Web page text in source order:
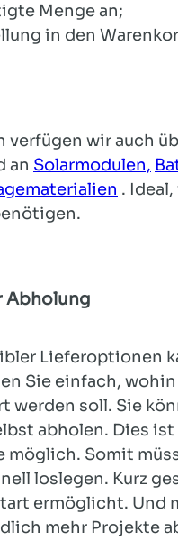
Menge an;
in den
wir auch
an Solarmodulen,
.
Abholung
Lieferoptionen
Sie einfach,
werden soll. Sie
abholen. Dies ist
möglich. Somit
loslegen. Kurz
ermöglicht. Und
mehr Projekte